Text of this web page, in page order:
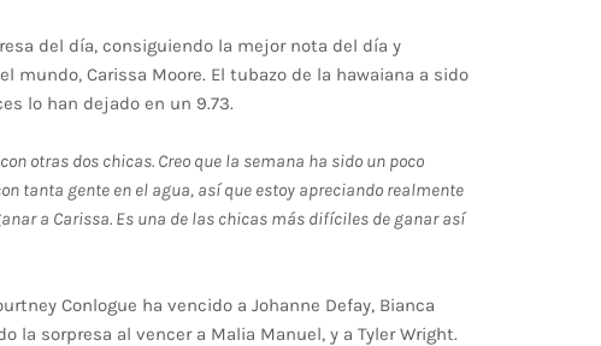
del día, consiguiendo la mejor nota del día y
mundo, Carissa Moore. El tubazo de la hawaiana a sido
lo han dejado en un 9.73.
otras dos chicas. Creo que la semana ha sido un poco
tanta gente en el agua, así que estoy apreciando realmente
a Carissa. Es una de las chicas más difíciles de ganar así
Conlogue ha vencido a Johanne Defay, Bianca
la sorpresa al vencer a Malia Manuel, y a Tyler Wright.